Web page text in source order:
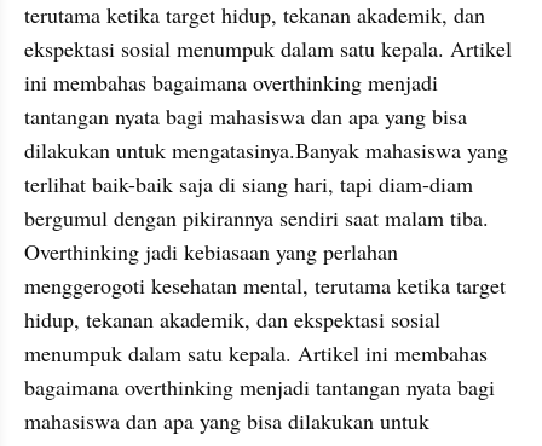
terutama ketika target hidup, tekanan akademik, dan
ekspektasi sosial menumpuk dalam satu kepala. Artikel
ini membahas bagaimana overthinking menjadi
tantangan nyata bagi mahasiswa dan apa yang bisa
dilakukan untuk mengatasinya.Banyak mahasiswa yang
terlihat baik-baik saja di siang hari, tapi diam-diam
bergumul dengan pikirannya sendiri saat malam tiba.
Overthinking jadi kebiasaan yang perlahan
menggerogoti kesehatan mental, terutama ketika target
hidup, tekanan akademik, dan ekspektasi sosial
menumpuk dalam satu kepala. Artikel ini membahas
bagaimana overthinking menjadi tantangan nyata bagi
mahasiswa dan apa yang bisa dilakukan untuk